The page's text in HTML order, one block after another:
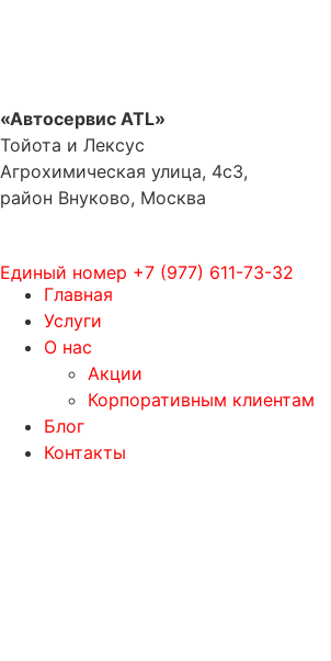
«Автосервис ATL»
Тойота и Лексус
Агрохимическая улица, 4с3,
район Внуково, Москва
Единый номер +7 (977) 611-73-32
Главная
Услуги
О нас
Акции
Корпоративным клиентам
Блог
Контакты